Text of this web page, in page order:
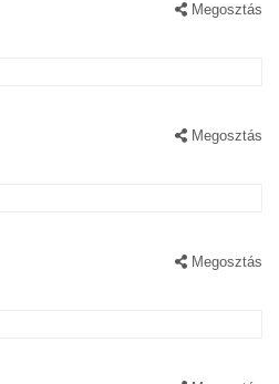
Megosztás
Megosztás
Megosztás